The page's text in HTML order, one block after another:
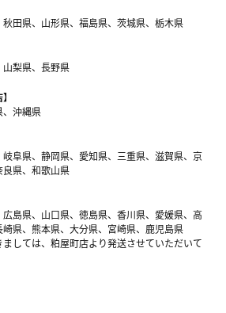
田県、山形県、福島県、茨城県、栃木県
梨県、長野県
、沖縄県
阜県、静岡県、愛知県、三重県、滋賀県、京
県、和歌山県
島県、山口県、徳島県、香川県、愛媛県、高
県、熊本県、大分県、宮崎県、鹿児島県
しては、粕屋町店より発送させていただいて